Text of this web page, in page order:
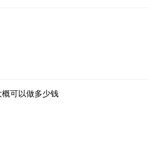
可以做多少钱